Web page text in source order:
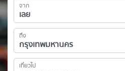
จาก
ถึง
เที่ยวไป